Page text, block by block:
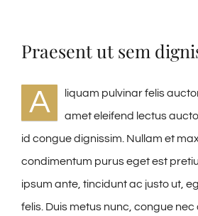
Praesent ut sem
A
liquam pulvinar felis
amet eleifend lectus
id congue dignissim. Nullam et
condimentum purus eget est
ipsum ante, tincidunt ac justo ut,
felis. Duis metus nunc, congue nec